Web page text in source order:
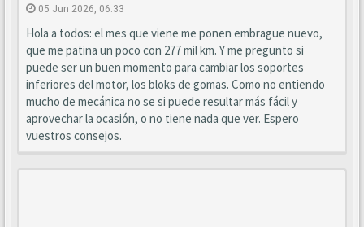
05 Jun 2026, 06:33
Hola a todos: el mes que viene me ponen embrague nuevo,
que me patina un poco con 277 mil km. Y me pregunto si
puede ser un buen momento para cambiar los soportes
inferiores del motor, los bloks de gomas. Como no entiendo
mucho de mecánica no se si puede resultar más fácil y
aprovechar la ocasión, o no tiene nada que ver. Espero
vuestros consejos.